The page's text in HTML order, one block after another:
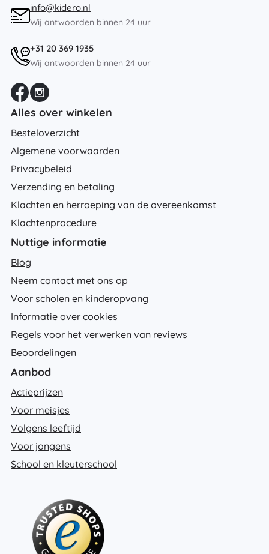
info@kidero.nl
Wij antwoorden binnen 24 uur
+31 20 369 1935
Wij antwoorden binnen 24 uur
Alles over winkelen
Besteloverzicht
Algemene voorwaarden
Privacybeleid
Verzending en betaling
Klachten en herroeping van de overeenkomst
Klachtenprocedure
Nuttige informatie
Blog
Neem contact met ons op
Voor scholen en kinderopvang
Informatie over cookies
Regels voor het verwerken van reviews
Beoordelingen
Aanbod
Actieprijzen
Voor meisjes
Volgens leeftijd
Voor jongens
School en kleuterschool